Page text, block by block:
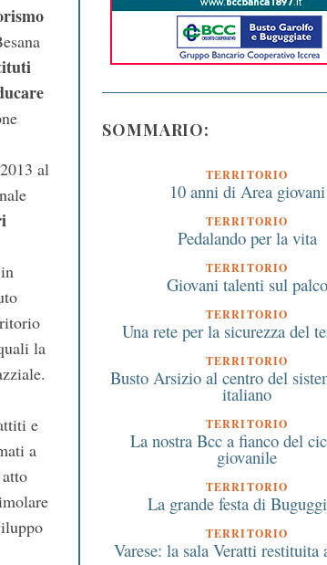
al
la
e
a
SOMMARIO:
TERRITORIO
10 anni di Area giovani
TERRITORIO
Pedalando per la vita
TERRITORIO
Giovani talenti sul palco
TERRITORIO
Una rete per la sicurezza del
TERRITORIO
Busto Arsizio al centro del
italiano
TERRITORIO
La nostra Bcc a fianco del
giovanile
TERRITORIO
La grande festa di
TERRITORIO
Varese: la sala Veratti restituita